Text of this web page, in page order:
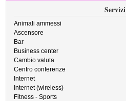
Servizi
Animali ammessi
Ascensore
Bar
Business center
Cambio valuta
Centro conferenze
Internet
Internet (wireless)
Fitness - Sports